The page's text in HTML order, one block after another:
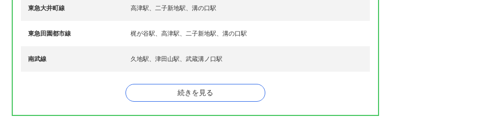
東急大井町線 高津駅、二子新地駅、溝の口駅
東急田園都市線 梶が谷駅、高津駅、二子新地駅、溝の口駅
南武線 久地駅、津田山駅、武蔵溝ノ口駅
続きを見る